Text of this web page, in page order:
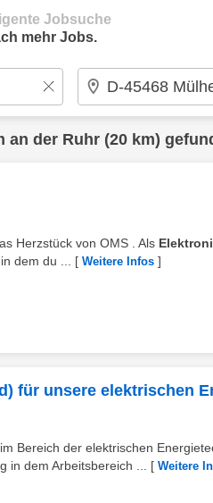
Jobsuche
mehr Jobs.
an der Ruhr (20 km)
Herzstück von OMS . Als
dem du ...
[ Weitere Infos ]
für unsere elektrischen
Bereich der elektrischen
in dem Arbeitsbereich ...
[ Weitere